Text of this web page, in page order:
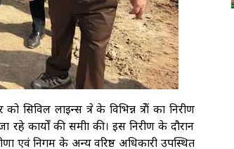
लाइन्स क्षेत्र के विभिन्न क्षेत्रों का निरीक्षण
कार्यों की समीक्षा की। इस निरीक्षण के दौरान
एवं निगम के अन्य वरिष्ठ अधिकारी उपस्थित